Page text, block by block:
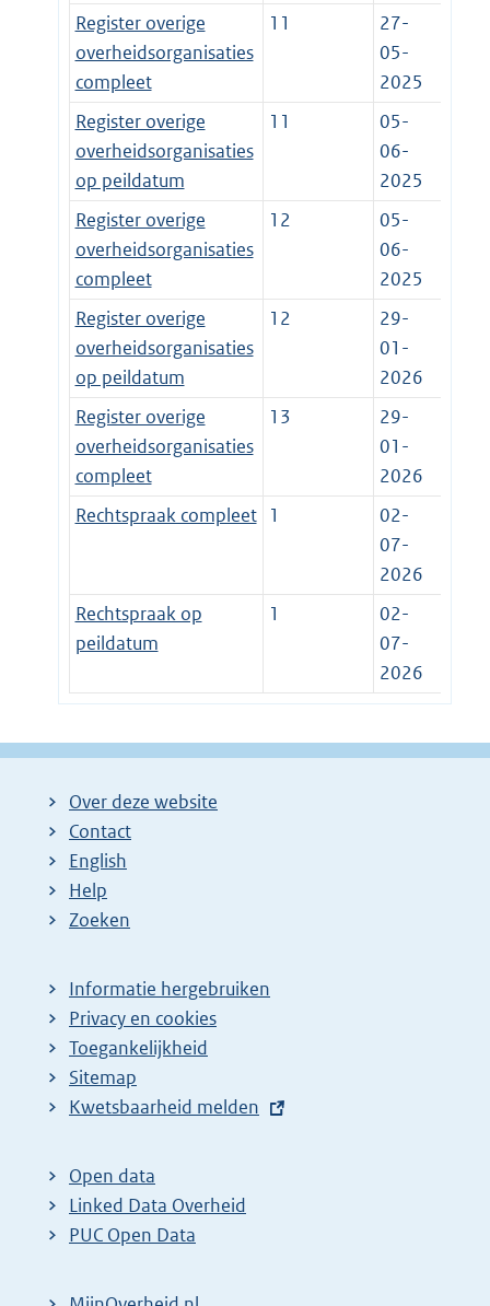
Register overige
overheidsorganisaties
compleet
11
27-
05-
2025
Register overige
overheidsorganisaties
op peildatum
11
05-
06-
2025
Register overige
overheidsorganisaties
compleet
12
05-
06-
2025
Register overige
overheidsorganisaties
op peildatum
12
29-
01-
2026
Register overige
overheidsorganisaties
compleet
13
29-
01-
2026
Rechtspraak compleet
1
02-
07-
2026
Rechtspraak op
peildatum
1
02-
07-
2026
Over deze website
Contact
English
Help
Zoeken
Informatie hergebruiken
Privacy en cookies
Toegankelijkheid
Sitemap
E
t
e
r
Kwetsbaarheid melden
Open data
Linked Data Overheid
PUC Open Data